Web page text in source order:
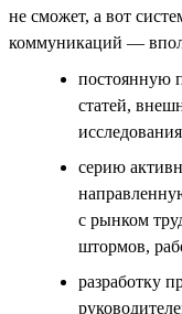
не сможет, а вот
коммуникаций —
постоянную
статей,
серию
с рынком
штормов,
разработку